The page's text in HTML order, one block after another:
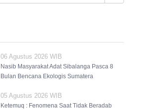
06 Agustus 2026 WIB
Nasib Masyarakat Adat Sibalanga Pasca 8
Bulan Bencana Ekologis Sumatera
05 Agustus 2026 WIB
Ketemuq : Fenomena Saat Tidak Beradab